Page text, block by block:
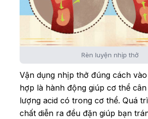
Rèn luyện nhịp thở
Vận dụng nhịp thở đúng cách
hợp là hành động giúp cơ thể
lượng acid có trong cơ thể. Quá
chất diễn ra đều đặn giúp bạn